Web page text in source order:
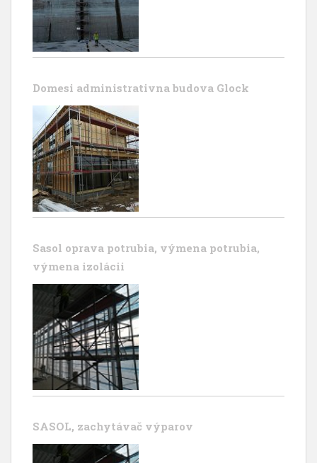
Domesi administrativna budova Glock
Sasol oprava potrubia, výmena potrubia,
výmena izolácii
SASOL, zachytávač výparov